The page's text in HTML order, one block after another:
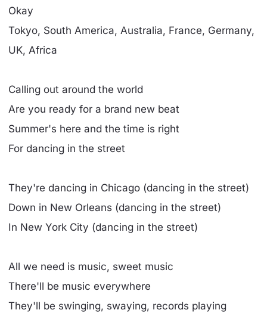
Okay
Tokyo, South America, Australia, France, Germany,
UK, Africa
Calling out around the world
Are you ready for a brand new beat
Summer's here and the time is right
For dancing in the street
They're dancing in Chicago (dancing in the street)
Down in New Orleans (dancing in the street)
In New York City (dancing in the street)
All we need is music, sweet music
There'll be music everywhere
They'll be swinging, swaying, records playing